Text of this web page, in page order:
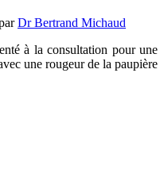
Dr Bertrand Michaud
à la consultation pour une
une rougeur de la paupière